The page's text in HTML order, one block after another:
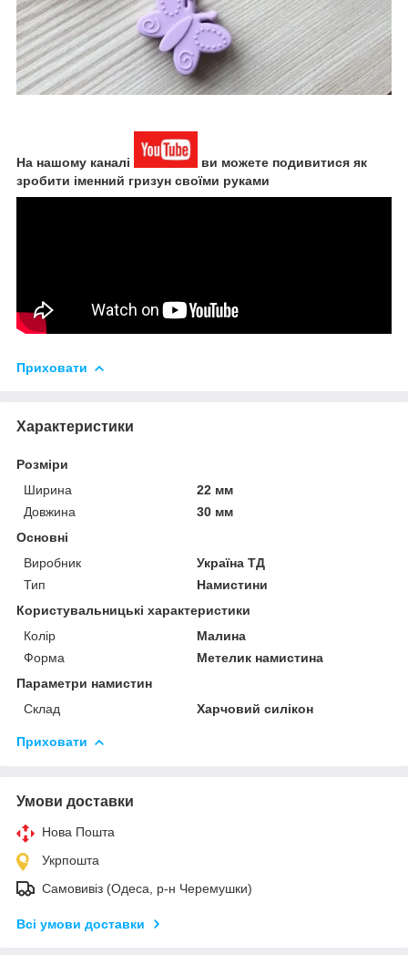
На нашому каналі
ви можете подивитися як
зробити іменний гризун своїми руками
Приховати
Характеристики
Розміри
Ширина
22 мм
Довжина
30 мм
Основні
Виробник
Україна ТД
Тип
Намистини
Користувальницькі характеристики
Колір
Малина
Форма
Метелик намистина
Параметри намистин
Склад
Харчовий силікон
Приховати
Умови доставки
Нова Пошта
Укрпошта
Самовивіз (Одеса, р-н Черемушки)
Всі умови доставки